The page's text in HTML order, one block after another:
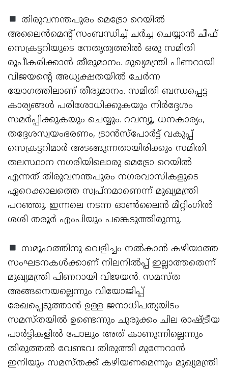
തിരുവനന്തപുരം മെട്രോ റെയില്‍
അലൈന്‍മെന്റ് സംബന്ധിച്ച് ചര്‍ച്ച ചെയ്യാന്‍ ചീഫ്
സെക്രട്ടറിയുടെ നേതൃത്വത്തില്‍ ഒരു സമിതി
രൂപീകരിക്കാന്‍ തീരുമാനം. മുഖ്യമന്ത്രി പിണറായി
വിജയന്റെ അധ്യക്ഷതയില്‍ ചേര്‍ന്ന
യോഗത്തിലാണ് തീരുമാനം. സമിതി ബന്ധപ്പെട്ട
കാര്യങ്ങള്‍ പരിശോധിക്കുകയും നിര്‍ദ്ദേശം
സമര്‍പ്പിക്കുകയും ചെയ്യും. റവന്യൂ, ധനകാര്യം,
തദ്ദേശസ്വയംഭരണം, ട്രാന്‍സ്‌പോര്‍ട്ട് വകുപ്പ്
സെക്രട്ടറിമാര്‍ അടങ്ങുന്നതായിരിക്കും സമിതി.
തലസ്ഥാന നഗരിയിലൊരു മെട്രോ റെയില്‍
എന്നത് തിരുവനന്തപുരം നഗരവാസികളുടെ
ഏറെക്കാലത്തെ സ്വപ്നമാണെന്ന് മുഖ്യമന്ത്രി
പറഞ്ഞു. ഇന്നലെ നടന്ന ഓണ്‍ലൈന്‍ മീറ്റിംഗില്‍
ശശി തരൂര്‍ എംപിയും പങ്കെടുത്തിരുന്നു.
സമൂഹത്തിനു വെളിച്ചം നല്‍കാന്‍ കഴിയാത്ത
സംഘടനകള്‍ക്കാണ് നിലനില്‍പ്പ് ഇല്ലാത്തതെന്ന്
മുഖ്യമന്ത്രി പിണറായി വിജയന്‍. സമസ്ത
അങ്ങനെയല്ലെന്നും വിയോജിപ്പ്
രേഖപ്പെടുത്താന്‍ ഉള്ള ജനാധിപത്യയിടം
സമസ്തയില്‍ ഉണ്ടെന്നും ചുരുക്കം ചില രാഷ്ട്രീയ
പാര്‍ട്ടികളില്‍ പോലും അത് കാണുന്നില്ലെന്നും
തിരുത്തല്‍ വേണ്ടവ തിരുത്തി മുന്നേറാന്‍
ഇനിയും സമസ്തക്ക് കഴിയണമെന്നും മുഖ്യമന്ത്രി